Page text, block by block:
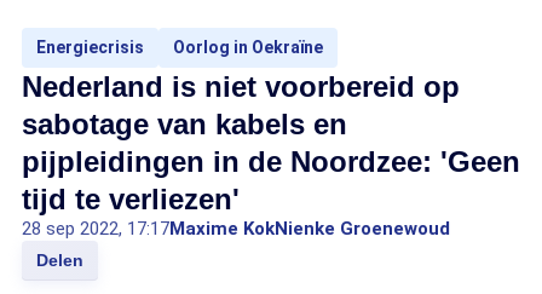
Energiecrisis Oorlog in Oekraïne
Nederland is niet voorbereid op
sabotage van kabels en
pijpleidingen in de Noordzee: 'Geen
tijd te verliezen'
28 sep 2022, 17:17Maxime KokNienke Groenewoud
Delen